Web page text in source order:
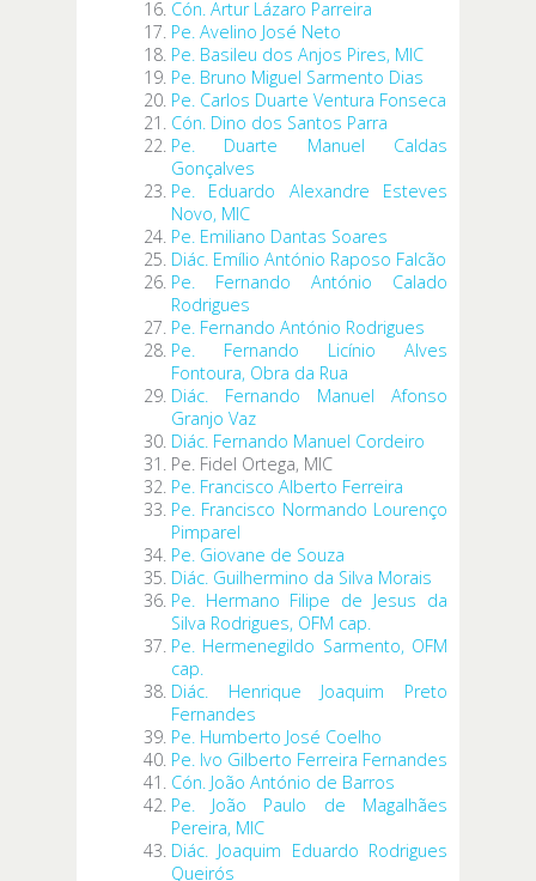
Cón. Artur Lázaro Parreira
Pe. Avelino José Neto
Pe. Basileu dos Anjos Pires, MIC
Pe. Bruno Miguel Sarmento Dias
Pe. Carlos Duarte Ventura Fonseca
Cón. Dino dos Santos Parra
Pe. Duarte Manuel Caldas
Gonçalves
Pe. Eduardo Alexandre Esteves
Novo, MIC
Pe. Emiliano Dantas Soares
Diác. Emílio António Raposo Falcão
Pe. Fernando António Calado
Rodrigues
Pe. Fernando António Rodrigues
Pe. Fernando Licínio Alves
Fontoura, Obra da Rua
Diác. Fernando Manuel Afonso
Granjo Vaz
Diác. Fernando Manuel Cordeiro
Pe. Fidel Ortega, MIC
Pe. Francisco Alberto Ferreira
Pe. Francisco Normando Lourenço
Pimparel
Pe. Giovane de Souza
Diác. Guilhermino da Silva Morais
Pe. Hermano Filipe de Jesus da
Silva Rodrigues, OFM cap.
Pe. Hermenegildo Sarmento, OFM
cap.
Diác. Henrique Joaquim Preto
Fernandes
Pe. Humberto José Coelho
Pe. Ivo Gilberto Ferreira Fernandes
Cón. João António de Barros
Pe. João Paulo de Magalhães
Pereira, MIC
Diác. Joaquim Eduardo Rodrigues
Queirós